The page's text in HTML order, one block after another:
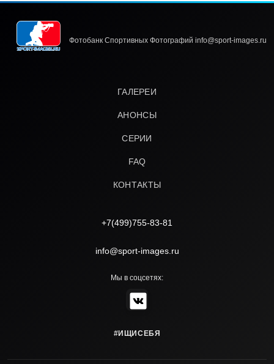
Фотобанк Спортивных Фотографий info@sport-images.ru
ГАЛЕРЕИ
АНОНСЫ
СЕРИИ
FAQ
КОНТАКТЫ
+7(499)755-83-81
info@sport-images.ru
Мы в соцсетях:
#ИЩИСЕБЯ